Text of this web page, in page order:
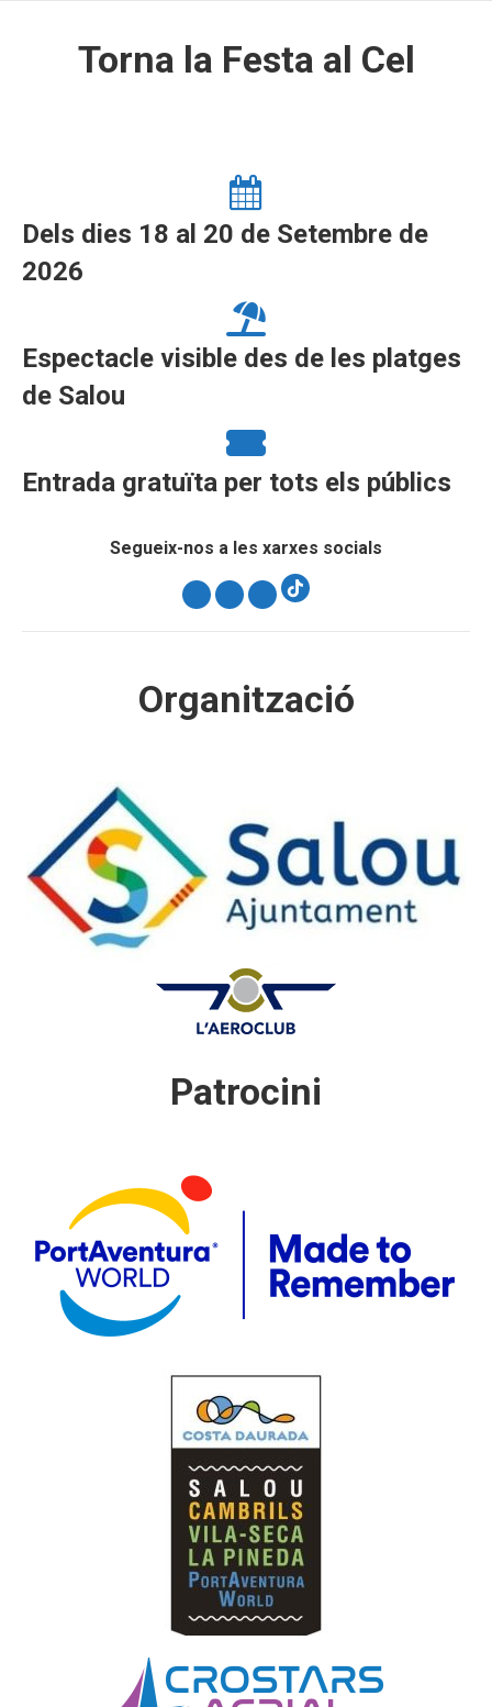
Torna la Festa al Cel
Dels dies 18 al 20 de Setembre de
2026
Espectacle visible des de les platges
de Salou
Entrada gratuïta per tots els públics
Segueix-nos a les xarxes socials
Instagram
Facebook
X
Organització
Patrocini